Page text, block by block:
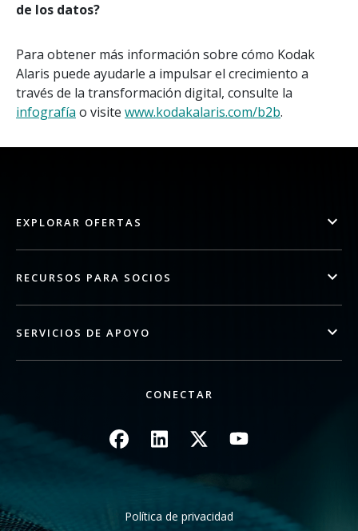
de los datos?
Para obtener más información sobre cómo Kodak
Alaris puede ayudarle a impulsar el crecimiento a
través de la transformación digital, consulte la
infografía o visite www.kodakalaris.com/b2b.
EXPLORAR OFERTAS
RECURSOS PARA SOCIOS
SERVICIOS DE APOYO
CONECTAR
ImagenImagenImagenImagen
Política de privacidad